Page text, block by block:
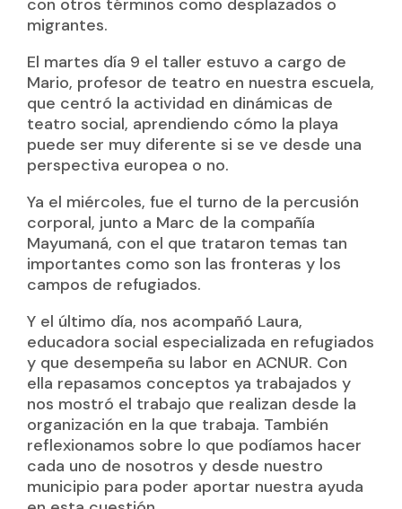
con otros términos como desplazados o
migrantes.
El martes día 9 el taller estuvo a cargo de
Mario, profesor de teatro en nuestra escuela,
que centró la actividad en dinámicas de
teatro social, aprendiendo cómo la playa
puede ser muy diferente si se ve desde una
perspectiva europea o no.
Ya el miércoles, fue el turno de la percusión
corporal, junto a Marc de la compañía
Mayumaná, con el que trataron temas tan
importantes como son las fronteras y los
campos de refugiados.
Y el último día, nos acompañó Laura,
educadora social especializada en refugiados
y que desempeña su labor en ACNUR. Con
ella repasamos conceptos ya trabajados y
nos mostró el trabajo que realizan desde la
organización en la que trabaja. También
reflexionamos sobre lo que podíamos hacer
cada uno de nosotros y desde nuestro
municipio para poder aportar nuestra ayuda